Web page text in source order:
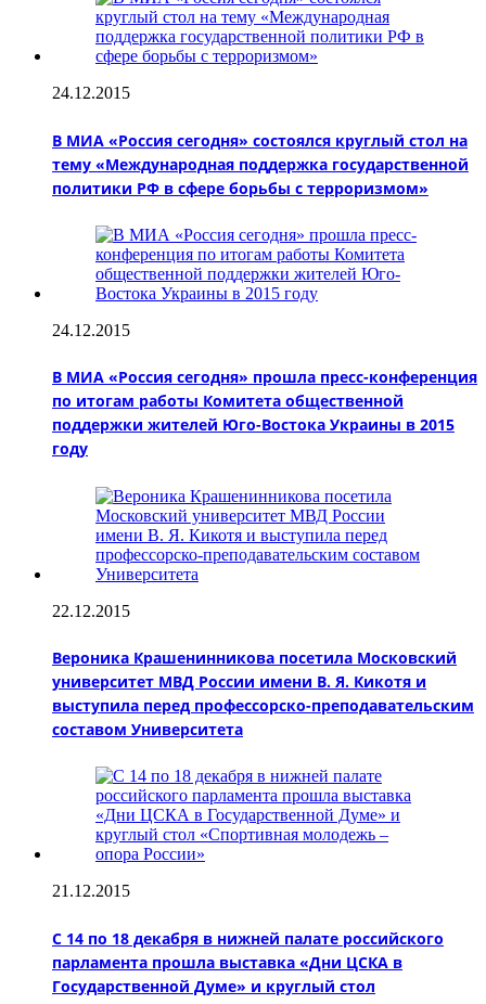
24.12.2015
В МИА «Россия сегодня» состоялся круглый стол на
тему «Международная поддержка государственной
политики РФ в сфере борьбы с терроризмом»
24.12.2015
В МИА «Россия сегодня» прошла пресс-конференция
по итогам работы Комитета общественной
поддержки жителей Юго-Востока Украины в 2015
году
22.12.2015
Вероника Крашенинникова посетила Московский
университет МВД России имени В. Я. Кикотя и
выступила перед профессорско-преподавательским
составом Университета
21.12.2015
С 14 по 18 декабря в нижней палате российского
парламента прошла выставка «Дни ЦСКА в
Государственной Думе» и круглый стол